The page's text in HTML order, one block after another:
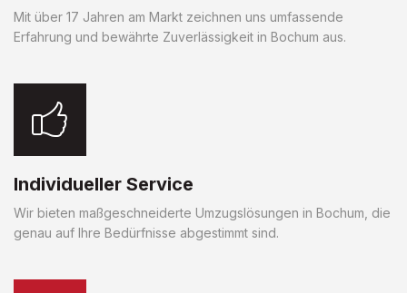
Mit über 17 Jahren am Markt zeichnen uns umfassende
Erfahrung und bewährte Zuverlässigkeit in Bochum aus.
Individueller Service
Wir bieten maßgeschneiderte Umzugslösungen in Bochum, die
genau auf Ihre Bedürfnisse abgestimmt sind.